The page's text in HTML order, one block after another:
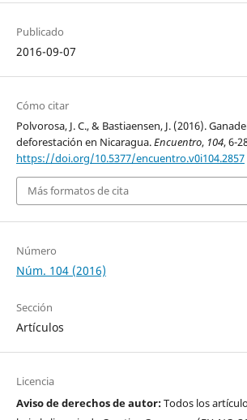
Publicado
2016-09-07
Cómo citar
Polvorosa, J. C., & Bastiaensen, J. (2016).
deforestación en Nicaragua.Encuentro, 104, 6-
https://doi.org/10.5377/encuentro.v0i104.2857
Más formatos de cita
Número
Núm. 104 (2016)
Sección
Artículos
Licencia
Aviso de derechos de autor:Todos los